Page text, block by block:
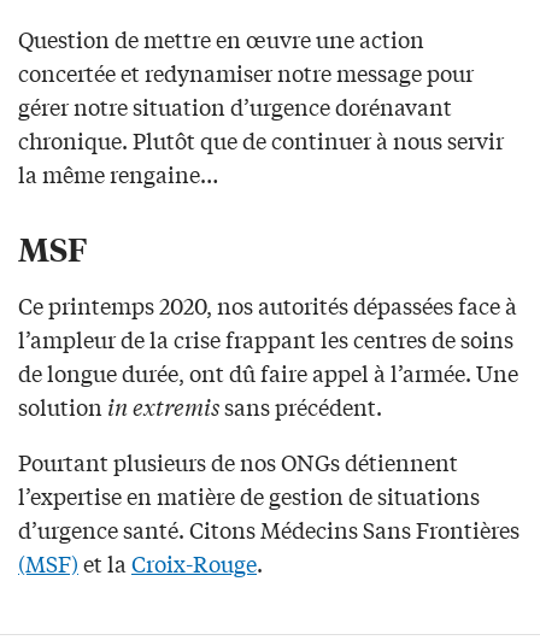
Question de mettre en œuvre une action
concertée et redynamiser notre message pour
gérer notre situation d’urgence dorénavant
chronique. Plutôt que de continuer à nous servir
la même rengaine…
MSF
Ce printemps 2020, nos autorités dépassées face à
l’ampleur de la crise frappant les centres de soins
de longue durée, ont dû faire appel à l’armée. Une
solution in extremissans précédent.
Pourtant plusieurs de nos ONGs détiennent
l’expertise en matière de gestion de situations
d’urgence santé. Citons Médecins Sans Frontières
(MSF)et la Croix-Rouge.